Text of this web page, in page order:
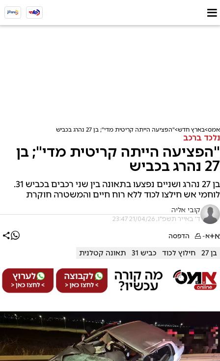
אמס בארץ חדש "הפציעה הייתה קריטית מדי"; בן 27 נהרג בכביש
נלכד ברכב
"הפציעה הייתה קריטית מדי"; בן
27 נהרג בכביש
בן 27 נהרג ושניים נפצעו בתאונה בין שני רכבים בכביש 31.
לוחמי אש חילצו לכוד ללא רוח חיים והמשטרה חוקרת
קובי אליה
ד' באייר תשפ"ו, 21/04/26 23:47
א+א- הדפסה
בן 27 חילוץ לכוד כביש 31 תאונה קטלנית